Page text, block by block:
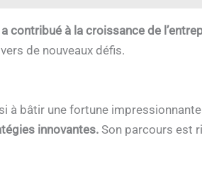
contribué à la croissance de
de nouveaux défis.
à bâtir une fortune impressionnante
innovantes. Son parcours est